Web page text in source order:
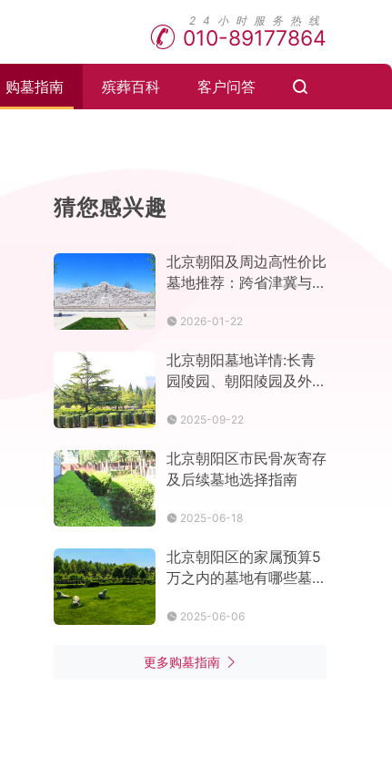
010-89177864
购墓指南 殡葬百科 客户问答
猜您感兴趣
北京朝阳及周边高性价比
墓地推荐：跨省津冀与节
2026-01-22
北京朝阳墓地详情:长青
园陵园、朝阳陵园及外侨
比 2025-09-22
北京朝阳区市民骨灰寄存
及后续墓地选择指南
2025-06-18
北京朝阳区的家属预算5
万之内的墓地有哪些墓
2025-06-06
更多购墓指南